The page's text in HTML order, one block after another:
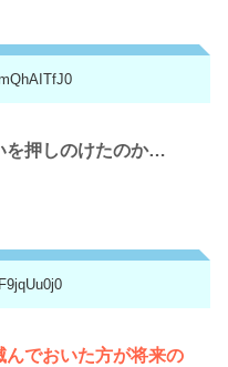
を押しのけたのか…
んでおいた方が将来の